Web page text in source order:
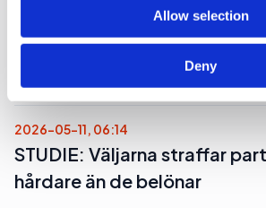
Allow selection
Deny
riksdagen klubbade igenom
utökat straffrättsligt
Politik
2026-05-11, 06:14
STUDIE: Väljarna straffar
hårdare än de belönar